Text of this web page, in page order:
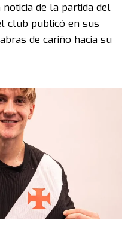
de la partida del
club publicó en sus
de cariño hacia su